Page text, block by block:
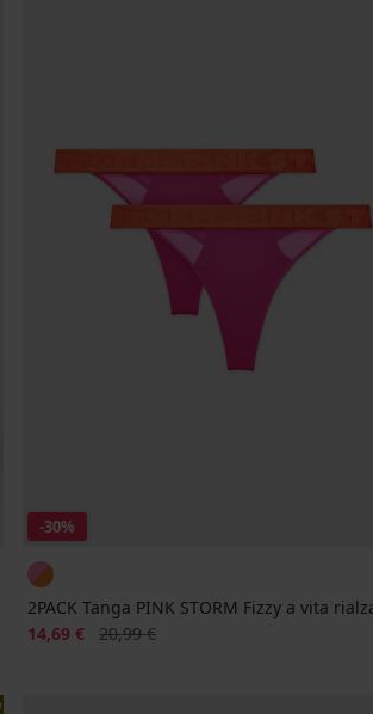
-30%
2PACK Tanga PINK STORM Fizzy a vita
Sconto
14,69 € Prezzo originale
20,99 €